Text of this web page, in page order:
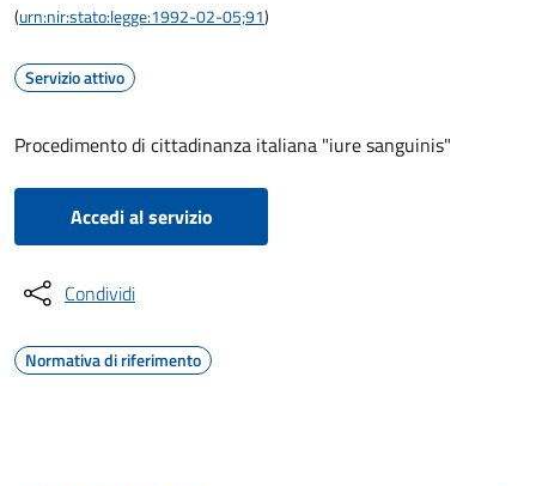
(urn:nir:stato:legge:1992-02-05;91)
Servizio attivo
Procedimento di cittadinanza italiana "iure sanguinis"
Accedi al servizio
Condividi
Normativa di riferimento